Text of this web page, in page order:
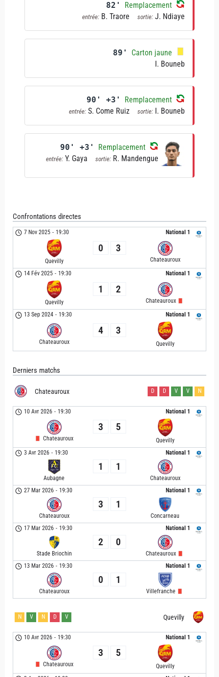
82' Remplacement
entrée: B. Traore sortie: J. Ndiaye
89'
Carton jaune
I. Bouneb
90' +3' Remplacement
entrée: S. Come Ruiz sortie: I. Bouneb
90' +3' Remplacement
entrée: Y. Gaya sortie: R. Mandengue
Confrontations directes
National 1
7 Nov 2025 - 19:30
Quevilly
0 3
Chateauroux
National 1
14 Fév 2025 - 19:30
Quevilly
1 2
Chateauroux
National 1
13 Sep 2024 - 19:30
Chateauroux
4 3
Quevilly
Derniers matchs
Chateauroux D D V V N
National 1
10 Avr 2026 - 19:30
Chateauroux
3 5
Quevilly
National 1
3 Avr 2026 - 19:30
Aubagne
1 1
Chateauroux
National 1
27 Mar 2026 - 19:30
Chateauroux
3 1
Concarneau
National 1
17 Mar 2026 - 19:30
Stade Briochin
2 0
Chateauroux
National 1
13 Mar 2026 - 19:30
Chateauroux
0 1
Villefranche
Quevilly
N V N D V
National 1
10 Avr 2026 - 19:30
Chateauroux
3 5
Quevilly